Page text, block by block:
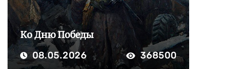
Ко Дню Победы
08.05.2026 368500